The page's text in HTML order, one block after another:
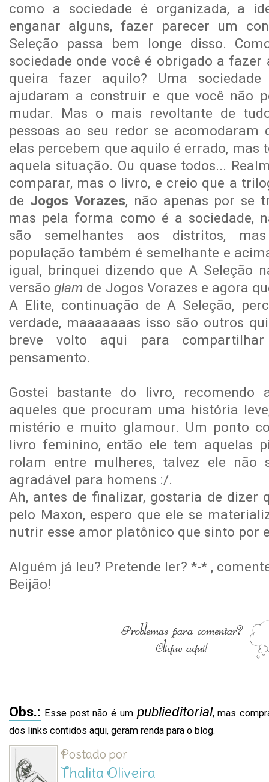
como a sociedade é organizada, a
enganar alguns, fazer parecer um
Seleção passa bem longe disso.
sociedade onde você é obrigado a fazer
queira fazer aquilo? Uma
ajudaram a construir e que você não
mudar. Mas o mais revoltante de
pessoas ao seu redor se acomodaram
elas percebem que aquilo é errado, mas
aquela situação. Ou quase todos...
comparar, mas o livro, e creio que a
de Jogos Vorazes, não apenas por se
mas pela forma como é a sociedade,
são semelhantes aos distritos,
população também é semelhante e
igual, brinquei dizendo que A Seleção
versão glam de Jogos Vorazes e agora
A Elite, continuação de A Seleção,
verdade, maaaaaaas isso são outros
breve volto aqui para
pensamento.
Gostei bastante do livro,
aqueles que procuram uma história
mistério e muito glamour. Um ponto
livro feminino, então ele tem aquelas
rolam entre mulheres, talvez ele não
agradável para homens :/.
Ah, antes de finalizar, gostaria de dizer
pelo Maxon, espero que ele se
nutrir esse amor platônico que sinto por
Alguém já leu? Pretende ler? *-* ,
Beijão!
Obs.: Esse post não é um publieditorial, mas
dos links contidos aqui, geram renda para o blog.
Postado por
Thalita Oliveira